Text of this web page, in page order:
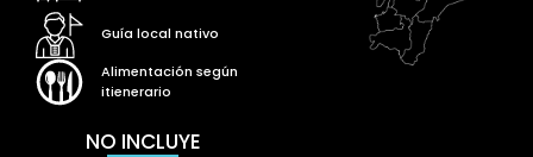
Guía local nativo
Alimentación según
itienerario
NO INCLUYE